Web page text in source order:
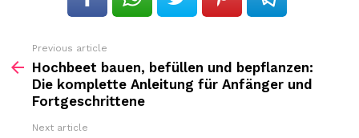
more
Previous article
Hochbeet bauen, befüllen und bepflanzen:
Die komplette Anleitung für Anfänger und
Fortgeschrittene
Next article